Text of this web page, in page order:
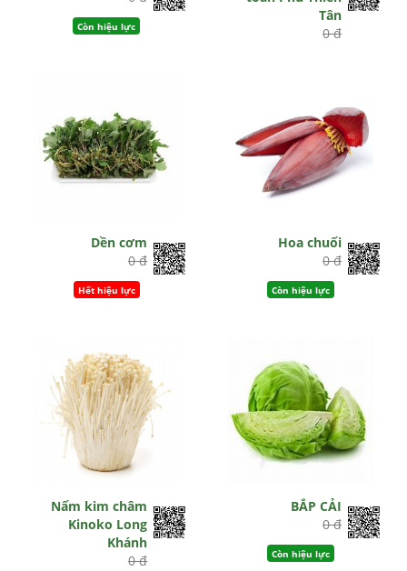
Còn hiệu lực
Tân
0 đ
Dền cơm
0 đ
Hết hiệu lực
Hoa chuối
0 đ
Còn hiệu lực
Nấm kim châm
Kinoko Long
Khánh
0 đ
BẮP CẢI
0 đ
Còn hiệu lực